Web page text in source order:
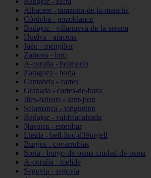
Albacete - tarazona-de-la-mancha
Córdoba - pozoblanco
Badajoz - villanueva-de-la-serena
Huelva - aracena
Jaén - mengíbar
Zamora - toro
A-coruña - boimorto
Zaragoza - borja
Cantabria - cartes
Granada - cortes-de-baza
Illes-balears - sant-joan
Salamanca - vitigudino
Badajoz - valdelacalzada
Navarra - esteribar
Lleida - bell-lloc-d39urgell
Burgos - covarrubias
Soria - burgo-de-osma-ciudad-de-osma
A-coruña - melide
Segovia - segovia